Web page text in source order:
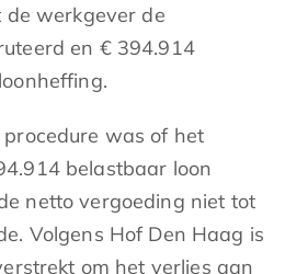
werkgever de
en € 394.914
was of het
belastbaar loon
netto vergoeding niet tot
Volgens Hof Den Haag is
om het verlies aan